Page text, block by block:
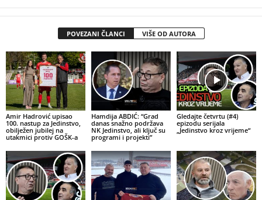
POVEZANI ČLANCI VIŠE OD AUTORA
Amir Hadrović upisao
100. nastup za Jedinstvo,
obilježen jubilej na
utakmici protiv GOŠK-a
Hamdija ABDIĆ: “Grad
danas snažno podržava
NK Jedinstvo, ali ključ su
programi i projekti”
Gledajte četvrtu (#4)
epizodu serijala
„Jedinstvo kroz vrijeme“